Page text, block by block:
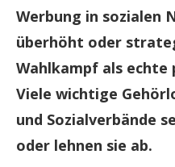
Werbung in sozialen
überhöht oder
Wahlkampf als echte
Viele wichtige
und Sozialverbände
oder lehnen sie ab.